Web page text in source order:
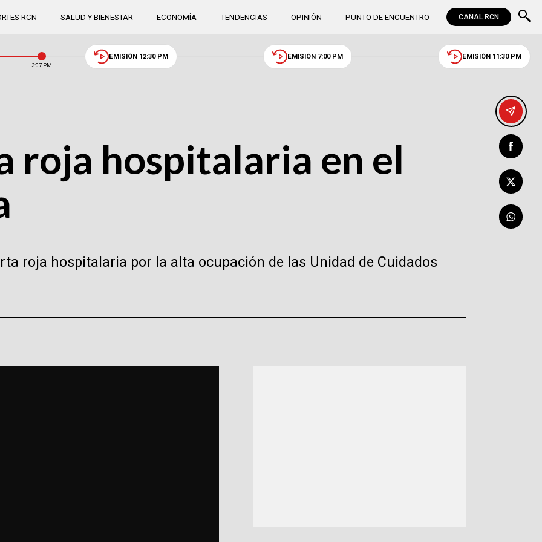
RCN SALUD Y BIENESTAR ECONOMÍA TENDENCIAS OPINIÓN PUNTO DE ENCUENTRO CANAL RCN
3:07 PM
EMISIÓN 12:30 PM EMISIÓN 7:00 PM EMISIÓN 11:30 PM
roja hospitalaria en el
roja hospitalaria por la alta ocupación de las Unidad de Cuidados